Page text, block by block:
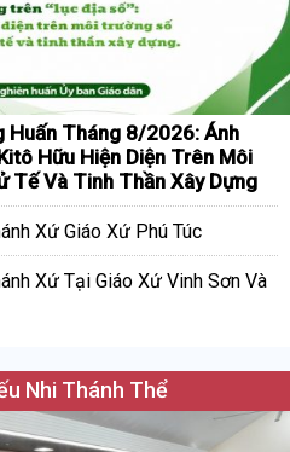
Huấn Tháng 8/2026: Ánh
Hữu Hiện Diện Trên Môi
Tế Và Tinh Thần Xây Dựng
Xứ Giáo Xứ Phú Túc
Xứ Tại Giáo Xứ Vinh Sơn Và
Nhi Thánh Thể